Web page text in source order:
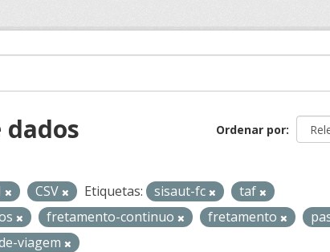
Ordenar por
CSV Etiquetas: sisaut-fc
taf
fretamento-continuo fretamento
viagem